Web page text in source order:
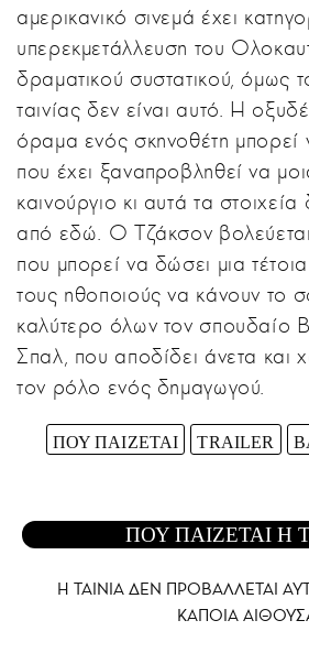
αμερικανικό σινεμά έχει
υπερεκμετάλλευση του
δραματικού συστατικού, όμως
ταινίας δεν είναι αυτό. Η
όραμα ενός σκηνοθέτη μπορεί
που έχει ξαναπροβληθεί να
καινούργιο κι αυτά τα
από εδώ. Ο Τζάκσον βολεύεται
που μπορεί να δώσει μια
τους ηθοποιούς να κάνουν το
καλύτερο όλων τον σπουδαίο
Σπαλ, που αποδίδει άνετα και
τον ρόλο ενός δημαγωγού.
ΠΟΥ ΠΑΙΖΕΤΑΙ TRAILER
ΠΟΥ ΠΑΙΖΕΤΑΙ Η
Η ΤΑΙΝΙΑ ΔΕΝ ΠΡΟΒΑΛΛΕΤΑΙ
ΚΑΠΟΙΑ